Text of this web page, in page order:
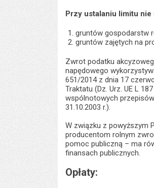
Przy ustalaniu limitu nie
gruntów gospodarstw
gruntów zajętych na
Zwrot podatku
napędowego
651/2014 z dnia 17
Traktatu (Dz. Urz. UE L
wspólnotowych
31.10.2003 r.).
W związku z powyższym
producentom rolnym
pomoc publiczną – ma
finansach publicznych.
Opłaty: